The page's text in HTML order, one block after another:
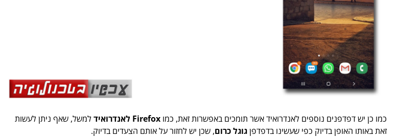
כמו כן יש דפדפנים נוספים לאנדרואיד אשר תומכים באפשרות זאת, כמו Firefox לאנדרואיד
למשל, שאף ניתן לעשות
זאת באותו האופן בדיוק כפי שעשינו בדפדפן גוגל כרום, שכן יש לחזור על אותם הצעדים בדיוק.